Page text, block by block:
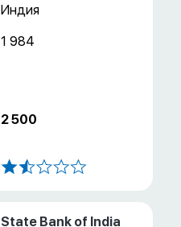
Индия
1 984
2 500
State Bank of India